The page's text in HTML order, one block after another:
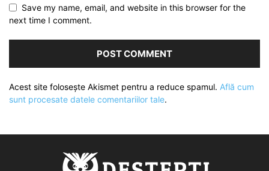
Save my name, email, and website in this browser for the
next time I comment.
Acest site folosește Akismet pentru a reduce spamul. Află cum
sunt procesate datele comentariilor tale.